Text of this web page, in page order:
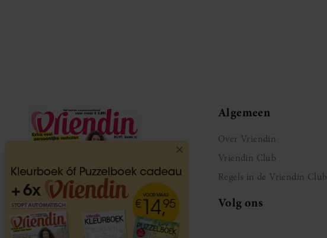
Algemeen
Over Vriendin
Vriendin Club
Regels in de Vriendin Club
Volg ons